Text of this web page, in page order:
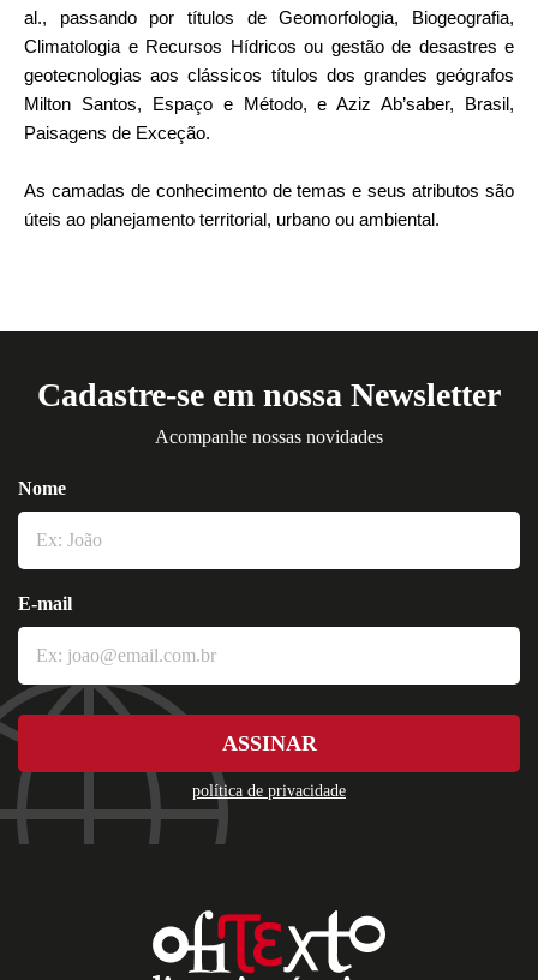
al., passando por títulos de Geomorfologia, Biogeografia,
Climatologia e Recursos Hídricos ou gestão de desastres e
geotecnologias aos clássicos títulos dos grandes geógrafos
Milton Santos, Espaço e Método, e Aziz Ab’saber, Brasil,
Paisagens de Exceção.
As camadas de conhecimento de temas e seus atributos são
úteis ao planejamento territorial, urbano ou ambiental.
Cadastre-se em nossa Newsletter
Acompanhe nossas novidades
política de privacidade
Nome
E-mail
ASSINAR